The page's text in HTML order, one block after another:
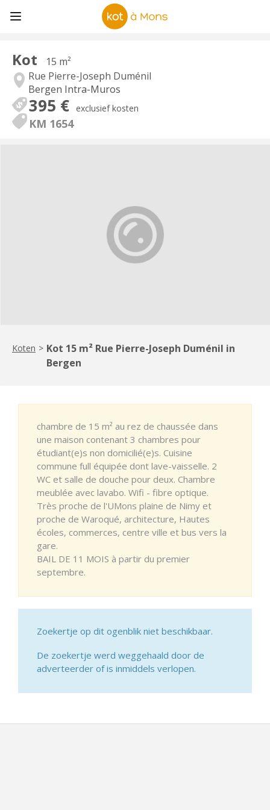
Kot
15 m²
Rue Pierre-Joseph Duménil
Bergen Intra-Muros
395 € exclusief kosten
KM 1654
Koten > Kot 15 m² Rue Pierre-Joseph Duménil in
Bergen
chambre de 15 m² au rez de chaussée dans
une maison contenant 3 chambres pour
étudiant(e)s non domicilié(e)s. Cuisine
commune full équipée dont lave-vaisselle. 2
WC et salle de douche pour deux. Chambre
meublée avec lavabo. Wifi - fibre optique.
Très proche de l'UMons plaine de Nimy et
proche de Waroqué, architecture, Hautes
écoles, commerces, centre ville et bus vers la
gare.
BAIL DE 11 MOIS à partir du premier
septembre.
Zoekertje op dit ogenblik niet beschikbaar.
De zoekertje werd weggehaald door de
adverteerder of is inmiddels verlopen.